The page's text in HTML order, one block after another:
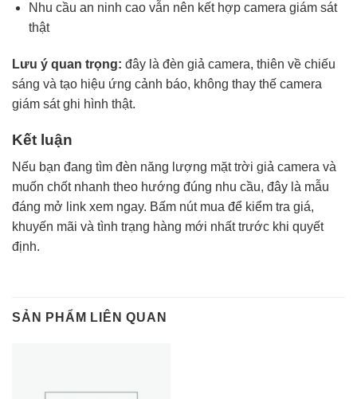
Nhu cầu an ninh cao vẫn nên kết hợp camera giám sát
thật
Lưu ý quan trọng: đây là đèn giả camera, thiên về chiếu
sáng và tạo hiệu ứng cảnh báo, không thay thế camera
giám sát ghi hình thật.
Kết luận
Nếu bạn đang tìm đèn năng lượng mặt trời giả camera và
muốn chốt nhanh theo hướng đúng nhu cầu, đây là mẫu
đáng mở link xem ngay. Bấm nút mua để kiểm tra giá,
khuyến mãi và tình trạng hàng mới nhất trước khi quyết
định.
SẢN PHẨM LIÊN QUAN